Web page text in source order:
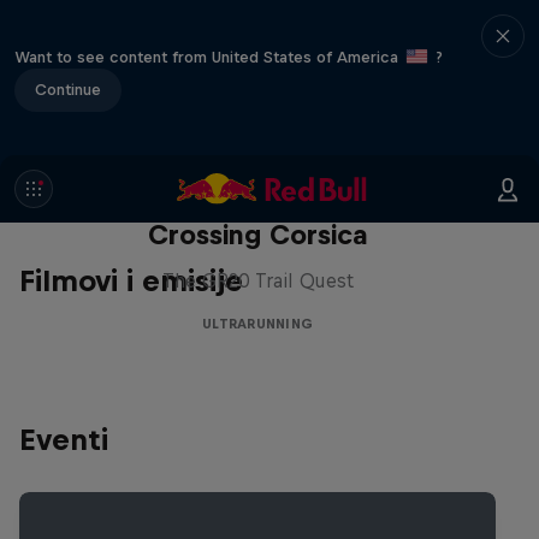
Want to see content from United States of America
?
Continue
Filmovi i emisije
Crossing Corsica
The GR20 Trail Quest
ULTRARUNNING
Eventi